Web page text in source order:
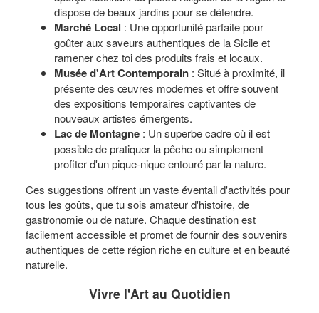
dispose de beaux jardins pour se détendre.
Marché Local : Une opportunité parfaite pour
goûter aux saveurs authentiques de la Sicile et
ramener chez toi des produits frais et locaux.
Musée d'Art Contemporain : Situé à proximité, il
présente des œuvres modernes et offre souvent
des expositions temporaires captivantes de
nouveaux artistes émergents.
Lac de Montagne : Un superbe cadre où il est
possible de pratiquer la pêche ou simplement
profiter d'un pique-nique entouré par la nature.
Ces suggestions offrent un vaste éventail d'activités pour
tous les goûts, que tu sois amateur d'histoire, de
gastronomie ou de nature. Chaque destination est
facilement accessible et promet de fournir des souvenirs
authentiques de cette région riche en culture et en beauté
naturelle.
Vivre l'Art au Quotidien